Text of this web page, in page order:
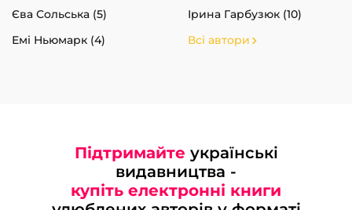
Єва Сольська (5)
Ірина Гарбузюк (10)
Емі Ньюмарк (4)
Всі автори
Підтримайте українські
видавництва -
купіть електронні книги